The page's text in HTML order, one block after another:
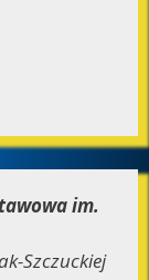
im.
Szczuckiej